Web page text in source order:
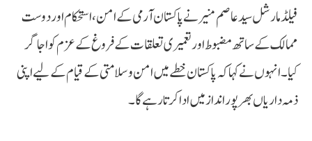
فیلڈ مارشل سید عاصم منیر نے پاکستان آرمی کے امن، استحکام اور دوست
ممالک کے ساتھ مضبوط اور تعمیری تعلقات کے فروغ کے عزم کو اجاگر
کیا۔ انہوں نے کہا کہ پاکستان خطے میں امن و سلامتی کے قیام کے لیے اپنی
ذمہ داریاں بھرپور انداز میں ادا کرتا رہے گا۔